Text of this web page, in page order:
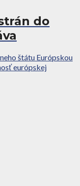
do
štátu Európskou
európskej